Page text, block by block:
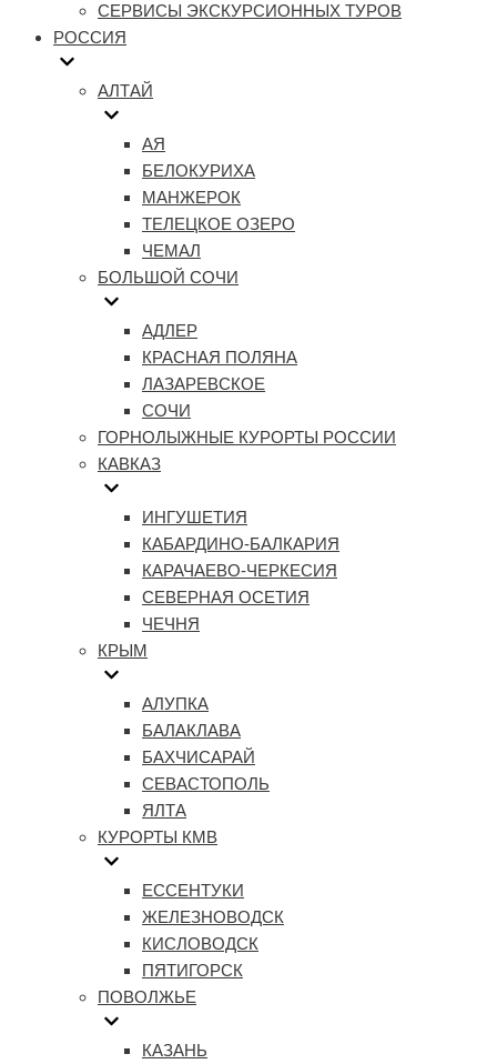
СЕРВИСЫ ЭКСКУРСИОННЫХ ТУРОВ
РОССИЯ
АЛТАЙ
АЯ
БЕЛОКУРИХА
МАНЖЕРОК
ТЕЛЕЦКОЕ ОЗЕРО
ЧЕМАЛ
БОЛЬШОЙ СОЧИ
АДЛЕР
КРАСНАЯ ПОЛЯНА
ЛАЗАРЕВСКОЕ
СОЧИ
ГОРНОЛЫЖНЫЕ КУРОРТЫ РОССИИ
КАВКАЗ
ИНГУШЕТИЯ
КАБАРДИНО-БАЛКАРИЯ
КАРАЧАЕВО-ЧЕРКЕСИЯ
СЕВЕРНАЯ ОСЕТИЯ
ЧЕЧНЯ
КРЫМ
АЛУПКА
БАЛАКЛАВА
БАХЧИСАРАЙ
СЕВАСТОПОЛЬ
ЯЛТА
КУРОРТЫ КМВ
ЕССЕНТУКИ
ЖЕЛЕЗНОВОДСК
КИСЛОВОДСК
ПЯТИГОРСК
ПОВОЛЖЬЕ
КАЗАНЬ